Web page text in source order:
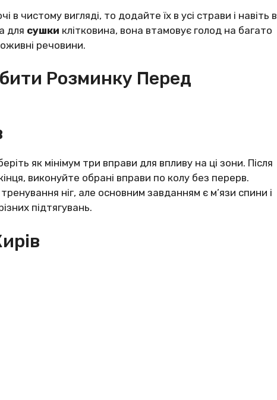
чистому вигляді, то додайте їх в усі страви і навіть в
для сушки клітковина, вона втамовує голод на багато
речовини.
Розминку Перед
як мінімум три вправи для впливу на ці зони. Після
виконуйте обрані вправи по колу без перерв.
ніг, але основним завданням є м’язи спини і
підтягувань.